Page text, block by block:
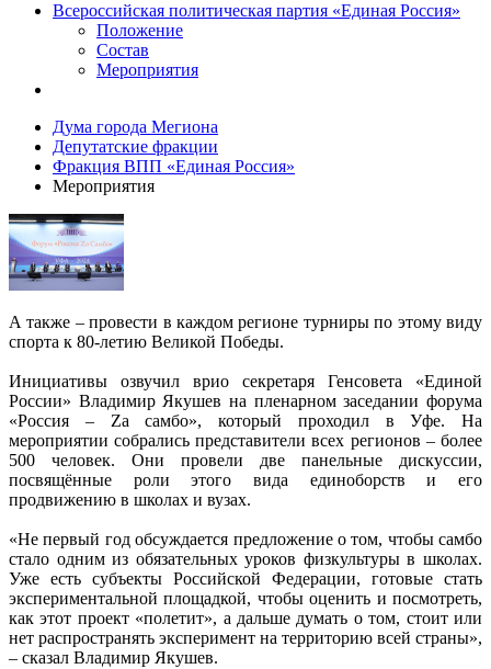
Всероссийская политическая партия «Единая Россия»
Положение
Состав
Мероприятия
Дума города Мегиона
Депутатские фракции
Фракция ВПП «Единая Россия»
Мероприятия
А также – провести в каждом регионе турниры по этому виду
спорта к 80-летию Великой Победы.
Инициативы озвучил врио секретаря Генсовета «Единой
России» Владимир Якушев на пленарном заседании форума
«Россия – Zа самбо», который проходил в Уфе. На
мероприятии собрались представители всех регионов – более
500 человек. Они провели две панельные дискуссии,
посвящённые роли этого вида единоборств и его
продвижению в школах и вузах.
«Не первый год обсуждается предложение о том, чтобы самбо
стало одним из обязательных уроков физкультуры в школах.
Уже есть субъекты Российской Федерации, готовые стать
экспериментальной площадкой, чтобы оценить и посмотреть,
как этот проект «полетит», а дальше думать о том, стоит или
нет распространять эксперимент на территорию всей страны»,
– сказал Владимир Якушев.